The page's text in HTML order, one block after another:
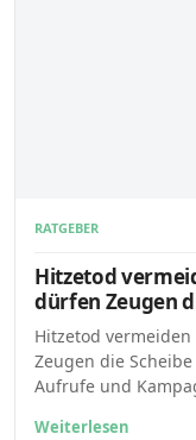
RATGEBER
Hitzetod
dürfen Zeugen
Hitzetod
Zeugen die
Aufrufe und
Weiterlesen